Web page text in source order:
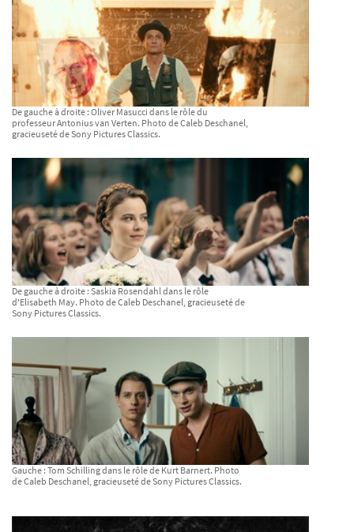
De gauche à droite : Oliver Masucci dans le rôle du
professeur Antonius van Verten. Photo de Caleb Deschanel,
gracieuseté de Sony Pictures Classics.
De gauche à droite : Saskia Rosendahl dans le rôle
d'Elisabeth May. Photo de Caleb Deschanel, gracieuseté de
Sony Pictures Classics.
Gauche : Tom Schilling dans le rôle de Kurt Barnert. Photo
de Caleb Deschanel, gracieuseté de Sony Pictures Classics.